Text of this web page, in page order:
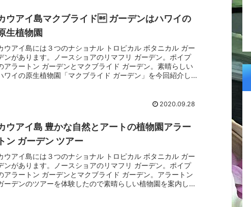
ウアイ島マクブライド ガーデンはハワイの
生植物園
ウアイ島には３つのナショナル トロピカル ボタニカル ガー
ンがあります。ノースショアのリマフリ ガーデン。ポイプ
アラートン ガーデンとマクブライド ガーデン。素晴らしい
ワイの原生植物園「マクブライド ガーデン」を今回紹介し
2020.09.28
ウアイ島 豊かな自然とアートの植物園アラー
ン ガーデン ツアー
ウアイ島には３つのナショナル トロピカル ボタニカル ガー
ンがあります。ノースショアのリマフリ ガーデン。ポイプ
アラートン ガーデンとマクブライド ガーデン。アラートン
ーデンのツアーを体験したので素晴らしい植物園を案内しま